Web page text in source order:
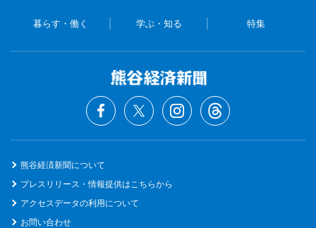
暮らす・働く 学ぶ・知る 特集
熊谷経済新聞について
プレスリリース・情報提供はこちらから
アクセスデータの利用について
お問い合わせ